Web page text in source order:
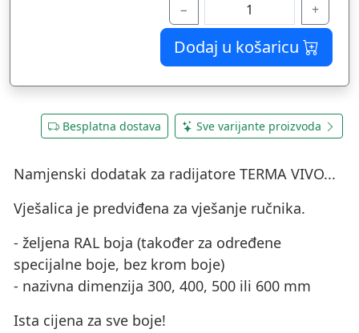
− +
Dodaj u košaricu
Besplatna dostava Sve varijante proizvoda
Namjenski dodatak za radijatore TERMA VIVO...
Vješalica je predviđena za vješanje ručnika.
- željena RAL boja (također za određene
specijalne boje, bez krom boje)
- nazivna dimenzija 300, 400, 500 ili 600 mm
Ista cijena za sve boje!